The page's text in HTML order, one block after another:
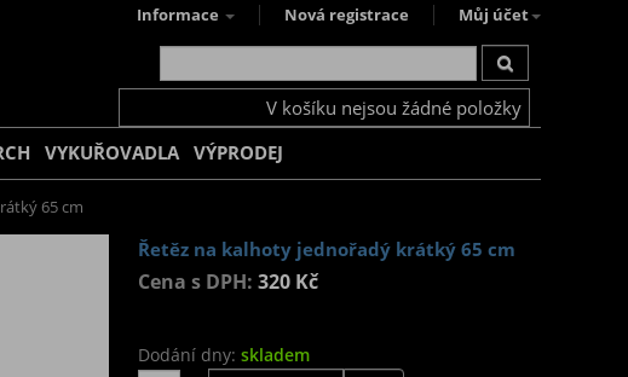
Informace Nová registrace Můj účet
V košíku nejsou žádné položky
VYKUŘOVADLA VÝPRODEJ
65 cm
Řetěz na kalhoty jednořadý krátký 65 cm
Cena s DPH: 320 Kč
Dodání dny: skladem